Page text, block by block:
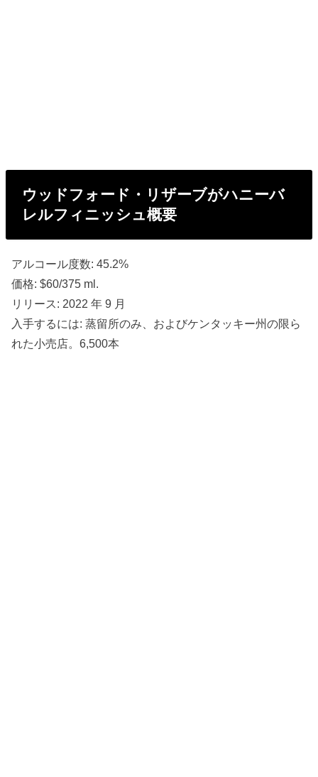
ウッドフォード・リザーブがハニーバ
レルフィニッシュ概要
アルコール度数: 45.2%
価格: $60/375 ml.
リリース: 2022 年 9 月
入手するには: 蒸留所のみ、およびケンタッキー州の限ら
れた小売店。6,500本